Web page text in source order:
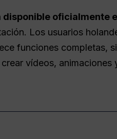
disponible oficialmente
Los usuarios
funciones completas,
vídeos, animaciones